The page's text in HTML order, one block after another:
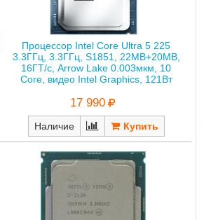
Процессор Intel Core Ultra 5 225
3.3ГГц, 3.3ГГц, S1851, 22MB+20MB,
16ГТ/с, Arrow Lake 0.003мкм, 10
Core, видео Intel Graphics, 121Вт
17 990
Наличие